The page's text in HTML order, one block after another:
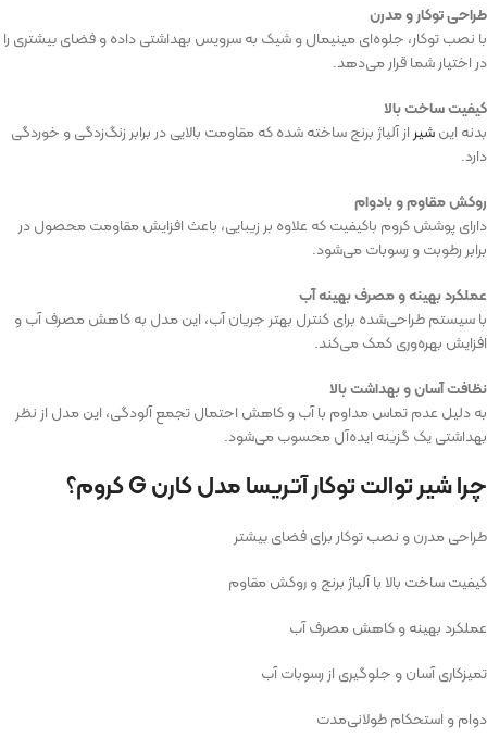
طراحی توکار و مدرن
با نصب توکار، جلوه‌ای مینیمال و شیک به سرویس بهداشتی داده و فضای بیشتری را
در اختیار شما قرار می‌دهد.
کیفیت ساخت بالا
بدنه اینشیر از آلیاژ برنج ساخته شده که مقاومت بالایی در برابر زنگ‌زدگی و خوردگی
دارد.
روکش مقاوم و بادوام
دارای پوشش کروم باکیفیت که علاوه بر زیبایی، باعث افزایش مقاومت محصول در
برابر رطوبت و رسوبات می‌شود.
عملکرد بهینه و مصرف بهینه آب
با سیستم طراحی‌شده برای کنترل بهتر جریان آب، این مدل به کاهش مصرف آب و
افزایش بهره‌وری کمک می‌کند.
نظافت آسان و بهداشت بالا
به دلیل عدم تماس مداوم با آب و کاهش احتمال تجمع آلودگی، این مدل از نظر
بهداشتی یک گزینه ایده‌آل محسوب می‌شود.
چرا شیر توالت توکار آتریسا مدل کارن G کروم؟
طراحی مدرن و نصب توکار برای فضای بیشتر
کیفیت ساخت بالا با آلیاژ برنج و روکش مقاوم
عملکرد بهینه و کاهش مصرف آب
تمیزکاری آسان و جلوگیری از رسوبات آب
دوام و استحکام طولانی‌مدت